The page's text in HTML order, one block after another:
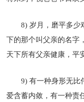
8) 岁月，磨平多少
下的那个叫父亲的名字
天下所有父亲健康，平
9) 有一种身形无比
爱含蓄内敛，有一种责